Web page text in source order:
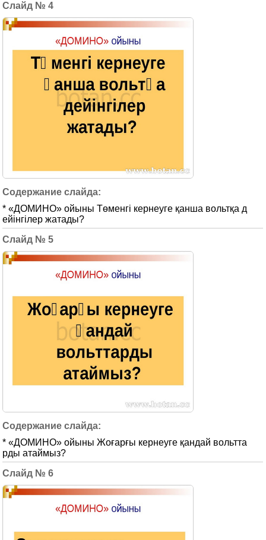
4
* «ДОМИНО» ойыны Төменгі кернеуге қанша вольтқа д
ейінгілер жатады?
5
* «ДОМИНО» ойыны Жоғарғы кернеуге қандай вольтта
рды атаймыз?
6